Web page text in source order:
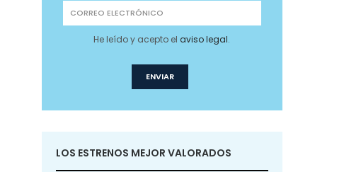
He leído y acepto elaviso legal.
LOS ESTRENOS MEJOR VALORADOS